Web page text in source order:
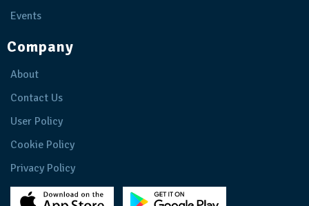
Events
Company
About
Contact Us
User Policy
Cookie Policy
Privacy Policy